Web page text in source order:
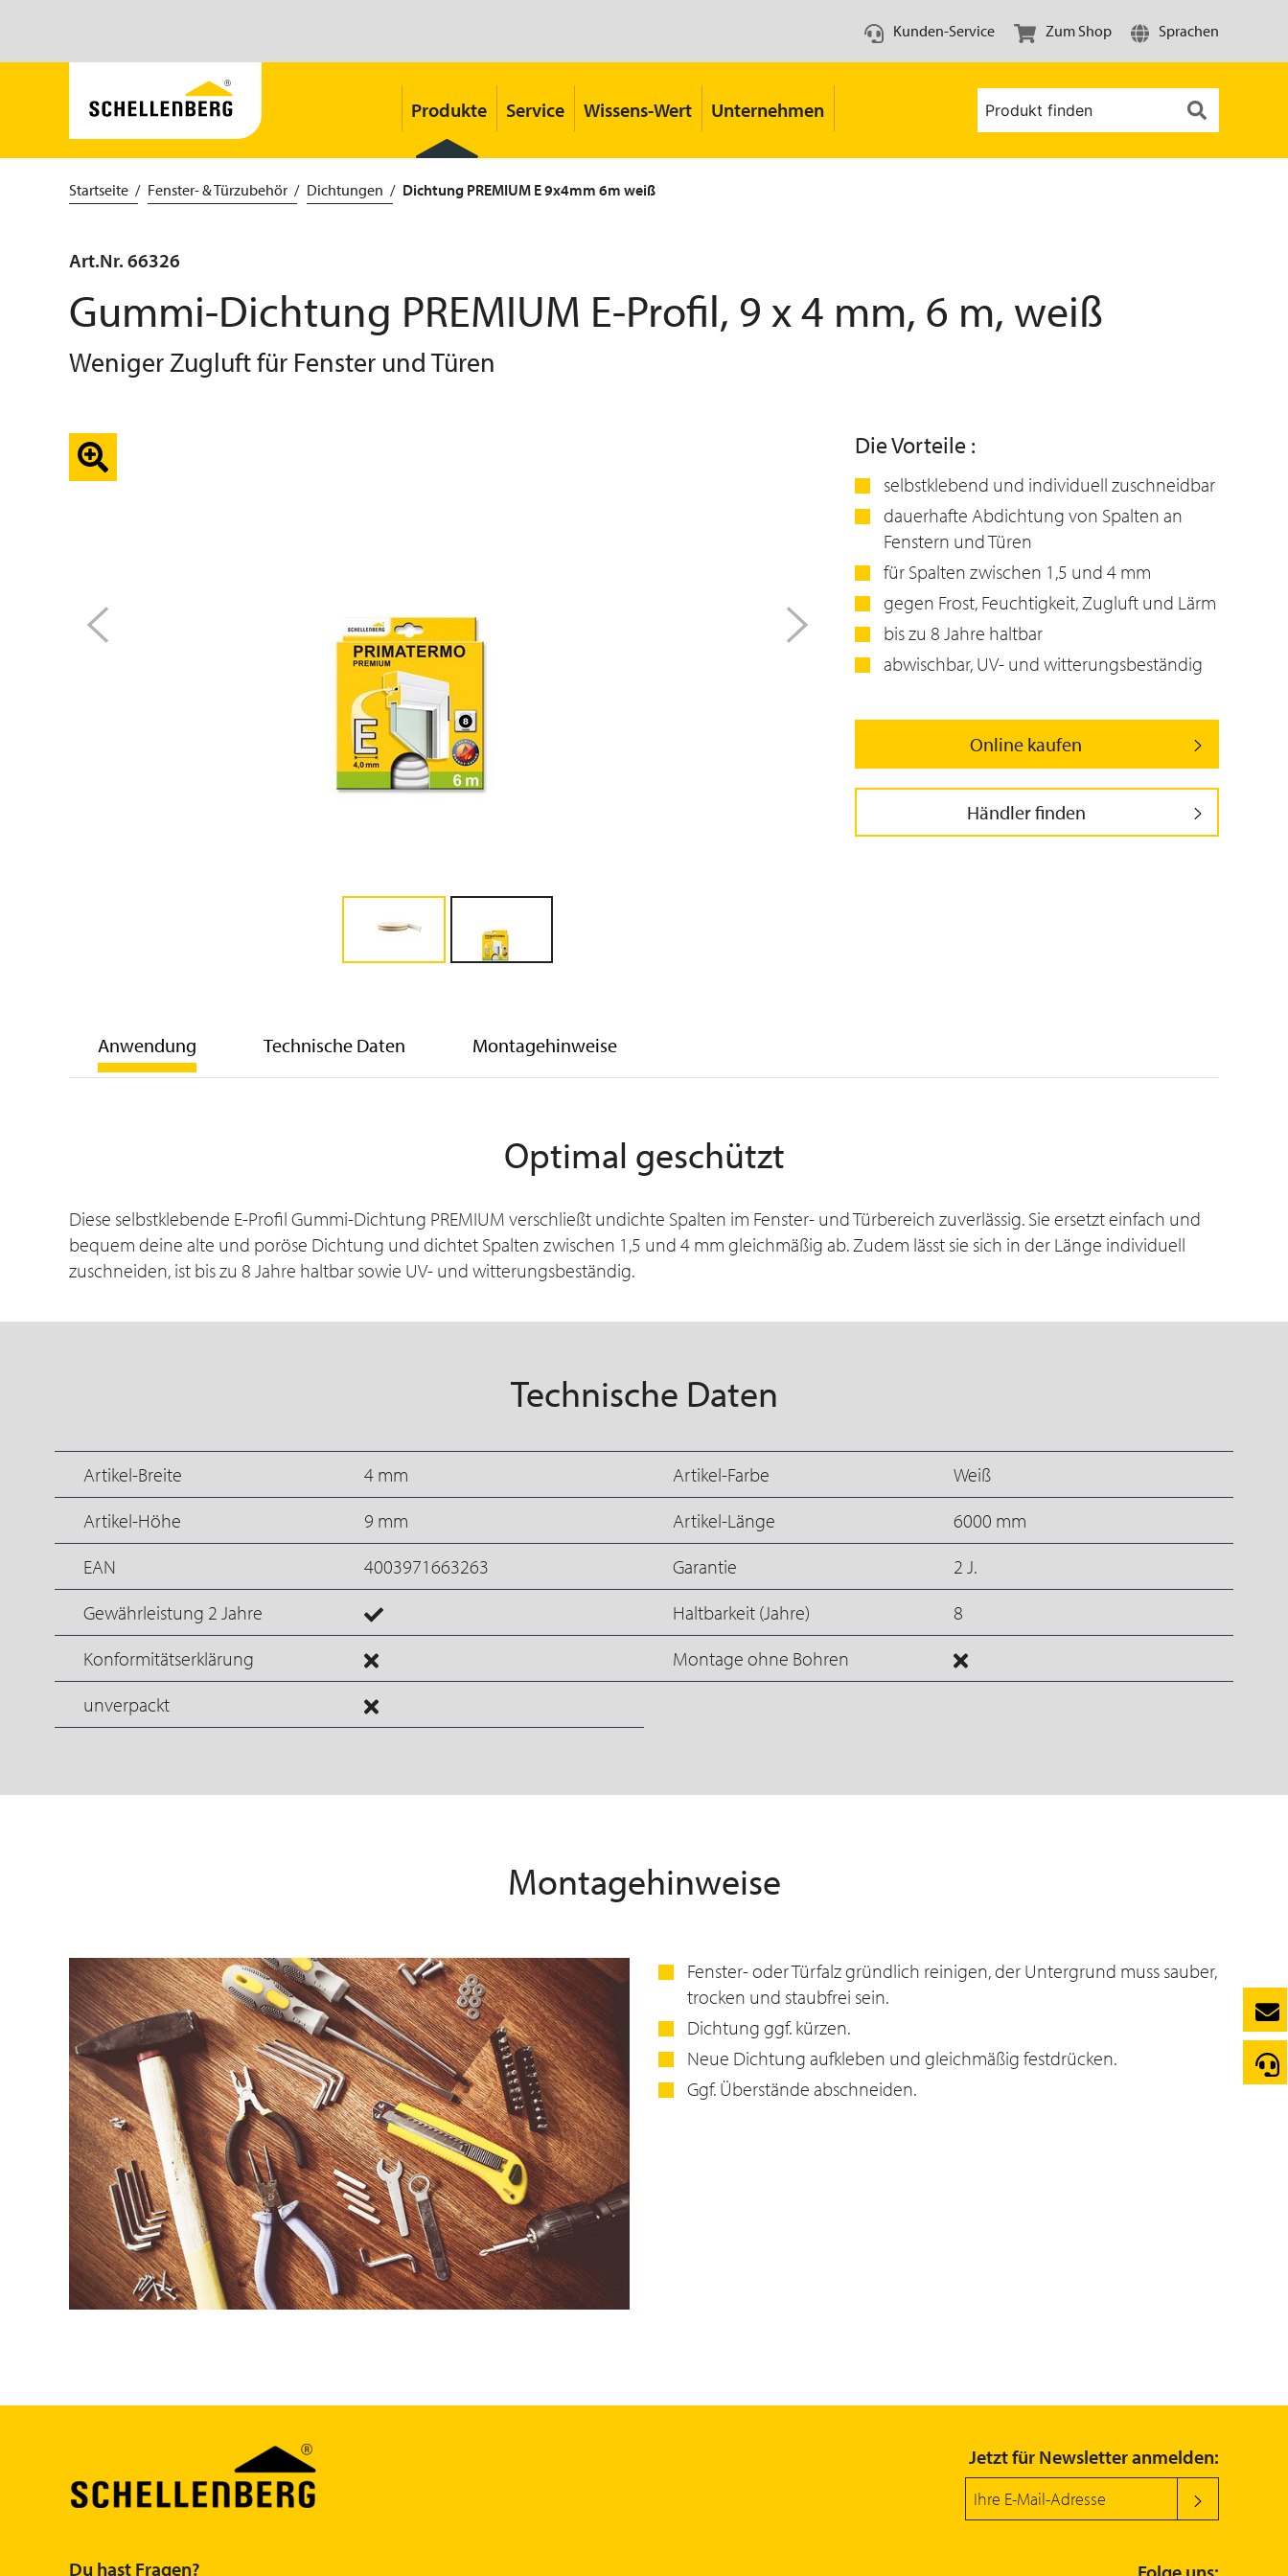
Kunden-Service Zum Shop Sprachen
Produkte Service Wissens-Wert Unternehmen
Startseite Fenster- & Türzubehör Dichtungen Dichtung PREMIUM E 9x4mm 6m weiß
Art.Nr. 66326
Gummi-Dichtung PREMIUM E-Profil, 9 x 4 mm, 6 m, weiß
Weniger Zugluft für Fenster und Türen
Die Vorteile :
selbstklebend und individuell zuschneidbar
dauerhafte Abdichtung von Spalten an
Fenstern und Türen
für Spalten zwischen 1,5 und 4 mm
gegen Frost, Feuchtigkeit, Zugluft und Lärm
bis zu 8 Jahre haltbar
abwischbar, UV- und witterungsbeständig
Online kaufen
Händler finden
Anwendung Technische Daten Montagehinweise
Optimal geschützt
Diese selbstklebende E-Profil Gummi-Dichtung PREMIUM verschließt undichte Spalten im Fenster- und Türbereich zuverlässig. Sie ersetzt einfach und
bequem deine alte und poröse Dichtung und dichtet Spalten zwischen 1,5 und 4 mm gleichmäßig ab. Zudem lässt sie sich in der Länge individuell
zuschneiden, ist bis zu 8 Jahre haltbar sowie UV- und witterungsbeständig.
Technische Daten
Artikel-Breite 4 mm Artikel-Farbe
Weiß
Artikel-Höhe
9 mm Artikel-Länge
6000 mm
EAN
4003971663263 Garantie
2 J.
Gewährleistung 2 Jahre
Haltbarkeit (Jahre)
8
Konformitätserklärung
Montage ohne Bohren
unverpackt
Montagehinweise
Fenster- oder Türfalz gründlich reinigen, der Untergrund muss sauber,
trocken und staubfrei sein.
Dichtung ggf. kürzen.
Neue Dichtung aufkleben und gleichmäßig festdrücken.
Ggf. Überstände abschneiden.
Du hast Fragen?
Jetzt für Newsletter anmelden:
Folge uns: